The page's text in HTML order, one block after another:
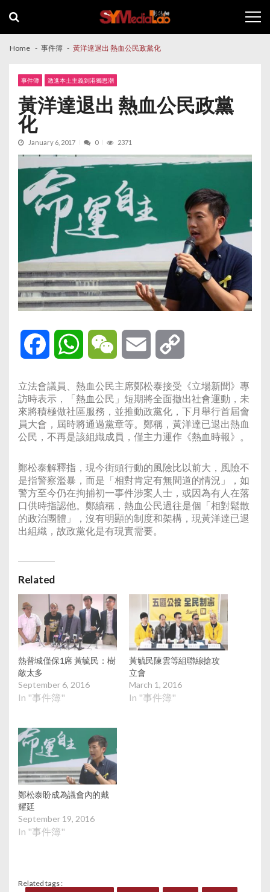
navigation
content
Home 事件簿 黃洋達退出 熱血公民政黨化
事件簿 激進本土主義到港獨思潮
黃洋達退出 熱血公民政黨
化
January 6, 2017 0 2371
Facebook WhatsAppWeChat Email
立法會議員、熱血公民主席鄭松泰接受《立場新聞》專
訪時表示，「熱血公民」短期將全面撤出社會運動，未
來將積極做社區服務，並推動政黨化，下月舉行首屆會
員大會，屆時將通過黨章等。鄭稱，黃洋達已退出熱血
公民，不再是該組織成員，僅主力運作《熱血時報》。
鄭松泰解釋指，現今街頭行動的風險比以前大，風險不
是指警察濫暴，而是「相對肯定有無間道的情況」，如
警方至今仍在拘捕初一事件涉案人士，或因為有人在落
口供時指認他。鄭續稱，熱血公民過往是個「相對鬆散
的政治團體」，沒有明顯的制度和架構，現黃洋達已退
出組織，故政黨化是有現實需要。
Related
熱普城僅保1席 黃毓民：樹
敵太多
September 6, 2016
In "事件簿"
黃毓民陳雲等組聯線搶攻
立會
March 1, 2016
In "事件簿"
鄭松泰盼成為議會內的戴
耀廷
September 19, 2016
In "事件簿"
Related tags :